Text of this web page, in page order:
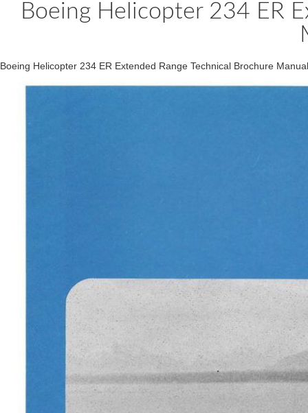
Boeing Helicopter 234 ER
Boeing Helicopter 234 ER Extended Range Technical Brochure Manual